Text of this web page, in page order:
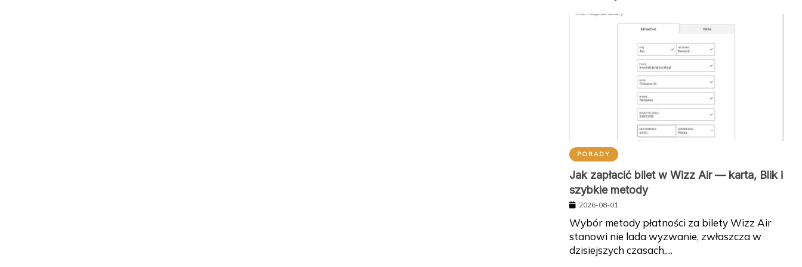
PORADY
Jak zapłacić bilet w Wizz Air — karta, Blik i
szybkie metody
2026-08-01
Wybór metody płatności za bilety Wizz Air
stanowi nie lada wyzwanie, zwłaszcza w
dzisiejszych czasach,…